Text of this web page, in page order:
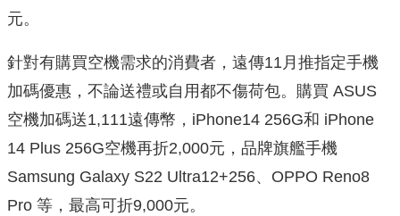
元。
針對有購買空機需求的消費者，遠傳11月推指定手機
加碼優惠， 不論送禮或自用都不傷荷包。購買 ASUS
空機加碼送1,111遠傳幣，iPhone14 256G和 iPhone
14 Plus 256G空機再折2,000元，品牌旗艦手機
Samsung Galaxy S22 Ultra12+256、OPPO Reno8
Pro 等，最高可折9,000元。